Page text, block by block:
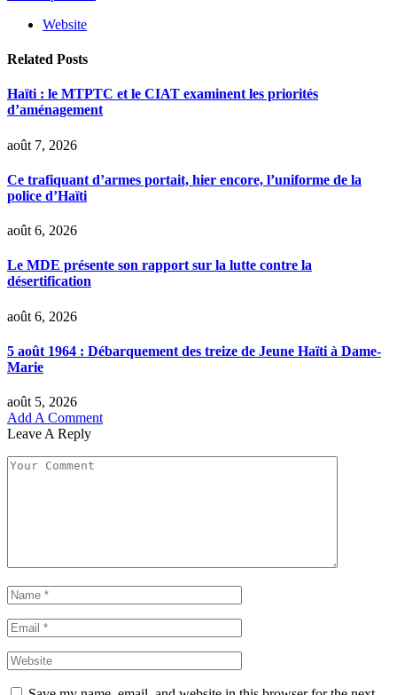
Website
Related Posts
Haïti : le MTPTC et le CIAT examinent les priorités
d’aménagement
août 7, 2026
Ce trafiquant d’armes portait, hier encore, l’uniforme de la
police d’Haïti
août 6, 2026
Le MDE présente son rapport sur la lutte contre la
désertification
août 6, 2026
5 août 1964 : Débarquement des treize de Jeune Haïti à Dame-
Marie
août 5, 2026
Add A Comment
Leave A Reply